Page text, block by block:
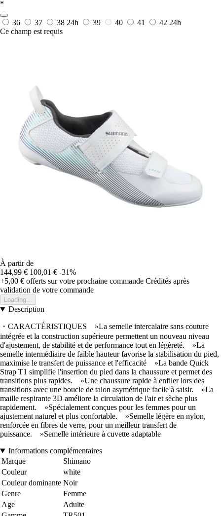
*
36 37 38 24h 39 40 41 42 24h
Ce champ est requis
À partir de
144,99 € 100,01 € -31%
+5,00 € offerts sur votre prochaine commande Crédités après
validation de votre commande
Loading...
Description
・CARACTÉRISTIQUES »La semelle intercalaire sans couture
intégrée et la construction supérieure permettent un nouveau niveau
d'ajustement, de stabilité et de performance tout en légèreté. »La
semelle intermédiaire de faible hauteur favorise la stabilisation du pied,
maximise le transfert de puissance et l'efficacité »La bande Quick
Strap T1 simplifie l'insertion du pied dans la chaussure et permet des
transitions plus rapides. »Une chaussure rapide à enfiler lors des
transitions avec une boucle de talon asymétrique facile à saisir. »La
maille respirante 3D améliore la circulation de l'air et sèche plus
rapidement. »Spécialement conçues pour les femmes pour un
ajustement naturel et plus confortable. »Semelle légère en nylon,
renforcée en fibres de verre, pour un meilleur transfert de
puissance. »Semelle intérieure à cuvette adaptable
Informations complémentaires
Marque
Shimano
Couleur
white
Couleur dominante Noir
Genre
Femme
Age
Adulte